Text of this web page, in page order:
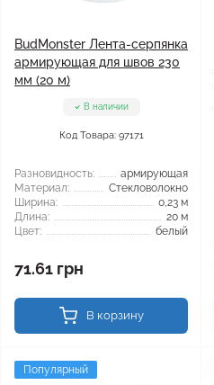
BudMonster Лента-серпянка
армирующая для швов 230
мм (20 м)
В наличии
Код Товара: 97171
Разновидность:
армирующая
Материал:
Стекловолокно
Ширина:
0,23 м
Длина:
20 м
Цвет:
белый
71.61 грн
В корзину
Популярный